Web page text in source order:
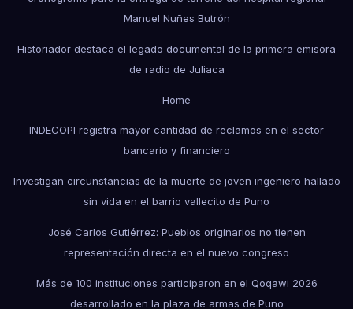
Manuel Nuñes Butrón
Historiador destaca el legado documental de la primera emisora
de radio de Juliaca
Home
INDECOPI registra mayor cantidad de reclamos en el sector
bancario y financiero
Investigan circunstancias de la muerte de joven ingeniero hallado
sin vida en el barrio vallecito de Puno
José Carlos Gutiérrez: Pueblos originarios no tienen
representación directa en el nuevo congreso
Más de 100 instituciones participaron en el Qoqawi 2026
desarrollado en la plaza de armas de Puno